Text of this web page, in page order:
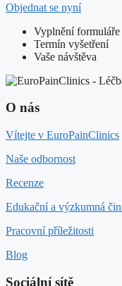
Objednat se nyní
Vyplnění formuláře
Termín vyšetření
Vaše návštěva
O nás
Vítejte v EuroPainClinics
Naše odbornost
Recenze
Edukační a výzkumná
Pracovní příležitosti
Blog
Sociální sítě